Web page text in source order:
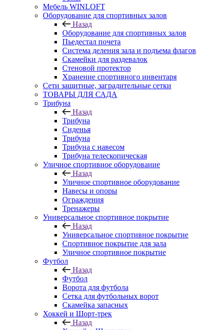
Мебель WINLOFT
Оборудование для спортивных залов
Назад
Оборудование для спортивных залов
Пьедестал почета
Система деления зала и подъема флагов
Скамейки для раздевалок
Стеновой протектор
Хранение спортивного инвентаря
Сети защитные, заградительные сетки
ТОВАРЫ ДЛЯ САДА
Трибуна
Назад
Трибуна
Сиденья
Трибуна
Трибуна с навесом
Трибуна телескопическая
Уличное спортивное оборудование
Назад
Уличное спортивное оборудование
Навесы и опоры
Ограждения
Тренажеры
Универсальное спортивное покрытие
Назад
Универсальное спортивное покрытие
Спортивное покрытие для зала
Уличное спортивное покрытие
Футбол
Назад
Футбол
Ворота для футбола
Сетка для футбольных ворот
Скамейка запасных
Хоккей и Шорт-трек
Назад